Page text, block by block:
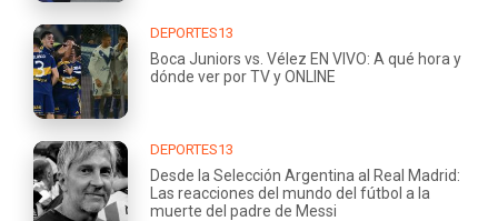
DEPORTES13
Boca Juniors vs. Vélez EN VIVO: A qué hora y
dónde ver por TV y ONLINE
DEPORTES13
Desde la Selección Argentina al Real Madrid:
Las reacciones del mundo del fútbol a la
muerte del padre de Messi